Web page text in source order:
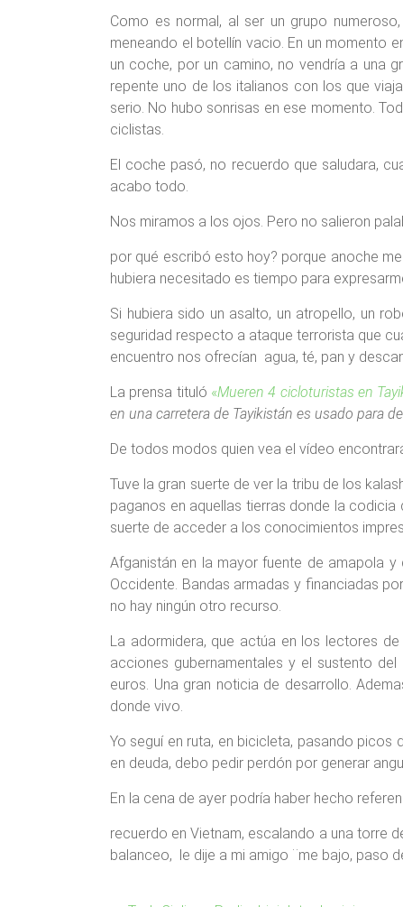
Como es normal, al ser un grupo
meneando el botellín vacio. En un momento
un coche, por un camino, no vendría a una
repente uno de los italianos con los que
serio. No hubo sonrisas en ese momento.
ciclistas.
El coche pasó, no recuerdo que saludara,
acabo todo.
Nos miramos a los ojos. Pero no salieron
por qué escribó esto hoy? porque anoche
hubiera necesitado es tiempo para
Si hubiera sido un asalto, un atropello, un
seguridad respecto a ataque terrorista que
encuentro nos ofrecían agua, té, pan y
La prensa tituló «Mueren 4 cicloturistas en
en una carretera de Tayikistán es usado para
De todos modos quien vea el vídeo
Tuve la gran suerte de ver la tribu de los
paganos en aquellas tierras donde la
suerte de acceder a los conocimientos
Afganistán en la mayor fuente de amapola
Occidente. Bandas armadas y financiadas
no hay ningún otro recurso.
La adormidera, que actúa en los lectores
acciones gubernamentales y el sustento
euros. Una gran noticia de desarrollo.
donde vivo.
Yo seguí en ruta, en bicicleta, pasando
en deuda, debo pedir perdón por generar
En la cena de ayer podría haber hecho
recuerdo en Vietnam, escalando a una torre
balanceo, le dije a mi amigo ¨me bajo, paso